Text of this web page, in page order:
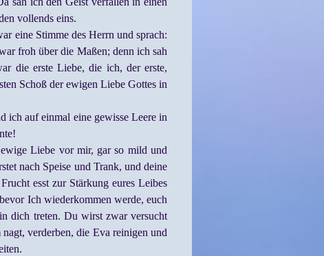
vollends eins.
eine Stimme des Herrn und sprach:
froh über die Maßen; denn ich sah
die erste Liebe, die ich, der erste,
Schoß der ewigen Liebe Gottes in
ich auf einmal eine gewisse Leere in
Liebe vor mir, gar so mild und
nach Speise und Trank, und deine
esst zur Stärkung eures Leibes
Ich wiederkommen werde, euch
dich treten. Du wirst zwar versucht
verderben, die Eva reinigen und